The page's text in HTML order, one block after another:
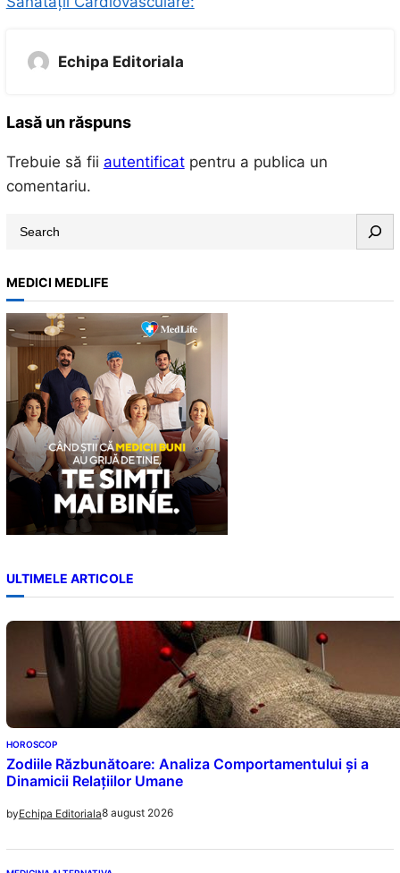
Echipa Editoriala
Lasă un răspuns
Trebuie să fii autentificatpentru a publica un
comentariu.
a
r
c
h
MEDICI MEDLIFE
ULTIMELE ARTICOLE
HOROSCOP
Zodiile Răzbunătoare: Analiza Comportamentului și a
Dinamicii Relațiilor Umane
byEchipa Editoriala8 august 2026